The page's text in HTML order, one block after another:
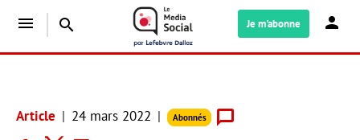
menu search Je m'abonne
Article 24 mars 2022 Abonnés